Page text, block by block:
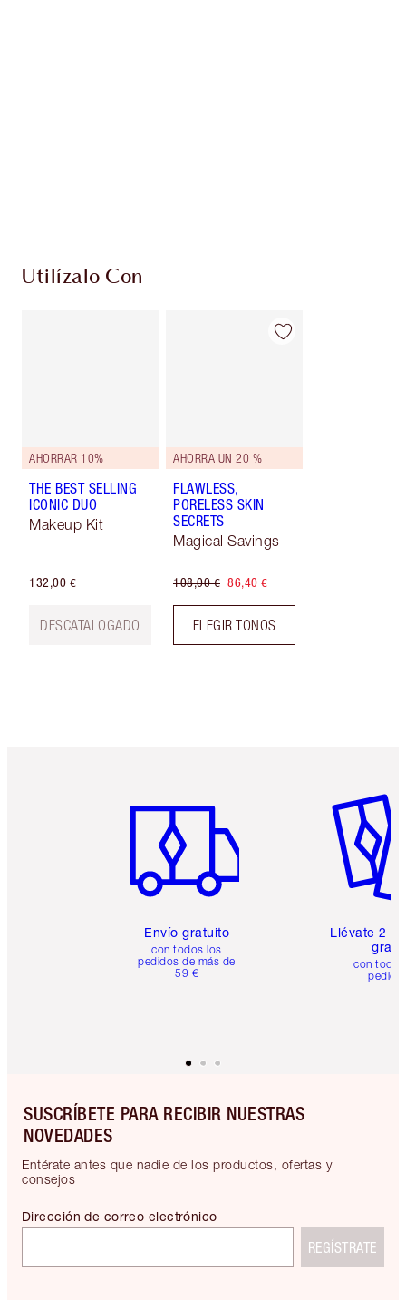
Utilízalo Con
AHORRAR 10%
THE BEST SELLING
ICONIC DUO
Makeup Kit
132,00 €
DESCATALOGADO
AHORRA UN 20 %
FLAWLESS,
PORELESS SKIN
SECRETS
Magical Savings
108,00 € 86,40 €
ELEGIR TONOS
Envío gratuito
con todos los
pedidos de más de
59 €
Llévate 2
gratis
con
SUSCRÍBETE PARA RECIBIR NUESTRAS
NOVEDADES
Entérate antes que nadie de los productos, ofertas y
consejos
Dirección de correo electrónico
REGÍSTRATE